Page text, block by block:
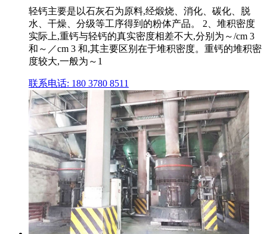
轻钙主要是以石灰石为原料,经煅烧、消化、碳化、脱
水、干燥、分级等工序得到的粉体产品。 2、堆积密度
实际上,重钙与轻钙的真实密度相差不大,分别为～/cm 3
和～／cm 3 和,其主要区别在于堆积密度。重钙的堆积密
度较大,一般为～1
联系电话: 180 3780 8511